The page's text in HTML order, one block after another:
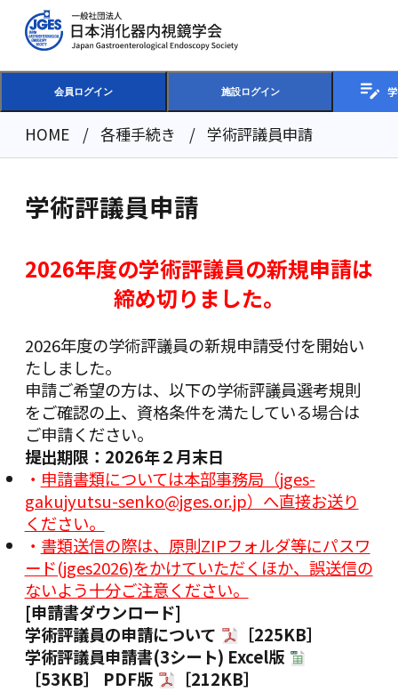
会員ログイン 施設ログイン
HOME 各種手続き 学術評議員申請
学術評議員申請
2026年度の学術評議員の新規申請は
締め切りました。
2026年度の学術評議員の新規申請受付を開始い
たしました。
申請ご希望の方は、以下の学術評議員選考規則
をご確認の上、資格条件を満たしている場合は
ご申請ください。
提出期限：2026年２月末日
・ 申請書類については本部事務局（jges-
gakujyutsu-senko@jges.or.jp）へ直接お送り
ください。
・ 書類送信の際は、原則ZIPフォルダ等にパスワ
ード(jges2026)をかけていただくほか、誤送信の
ないよう十分ご注意ください。
[申請書ダウンロード]
学術評議員の申請について
［225KB］
学術評議員申請書(3シート) Excel版
［53KB］ PDF版 ［212KB］